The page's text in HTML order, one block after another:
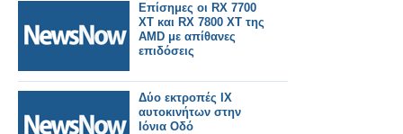
Επίσημες οι RX 7700
XT και RX 7800 XT της
AMD με απίθανες
επιδόσεις
Δύο εκτροπές ΙΧ
αυτοκινήτων στην
Ιόνια Οδό